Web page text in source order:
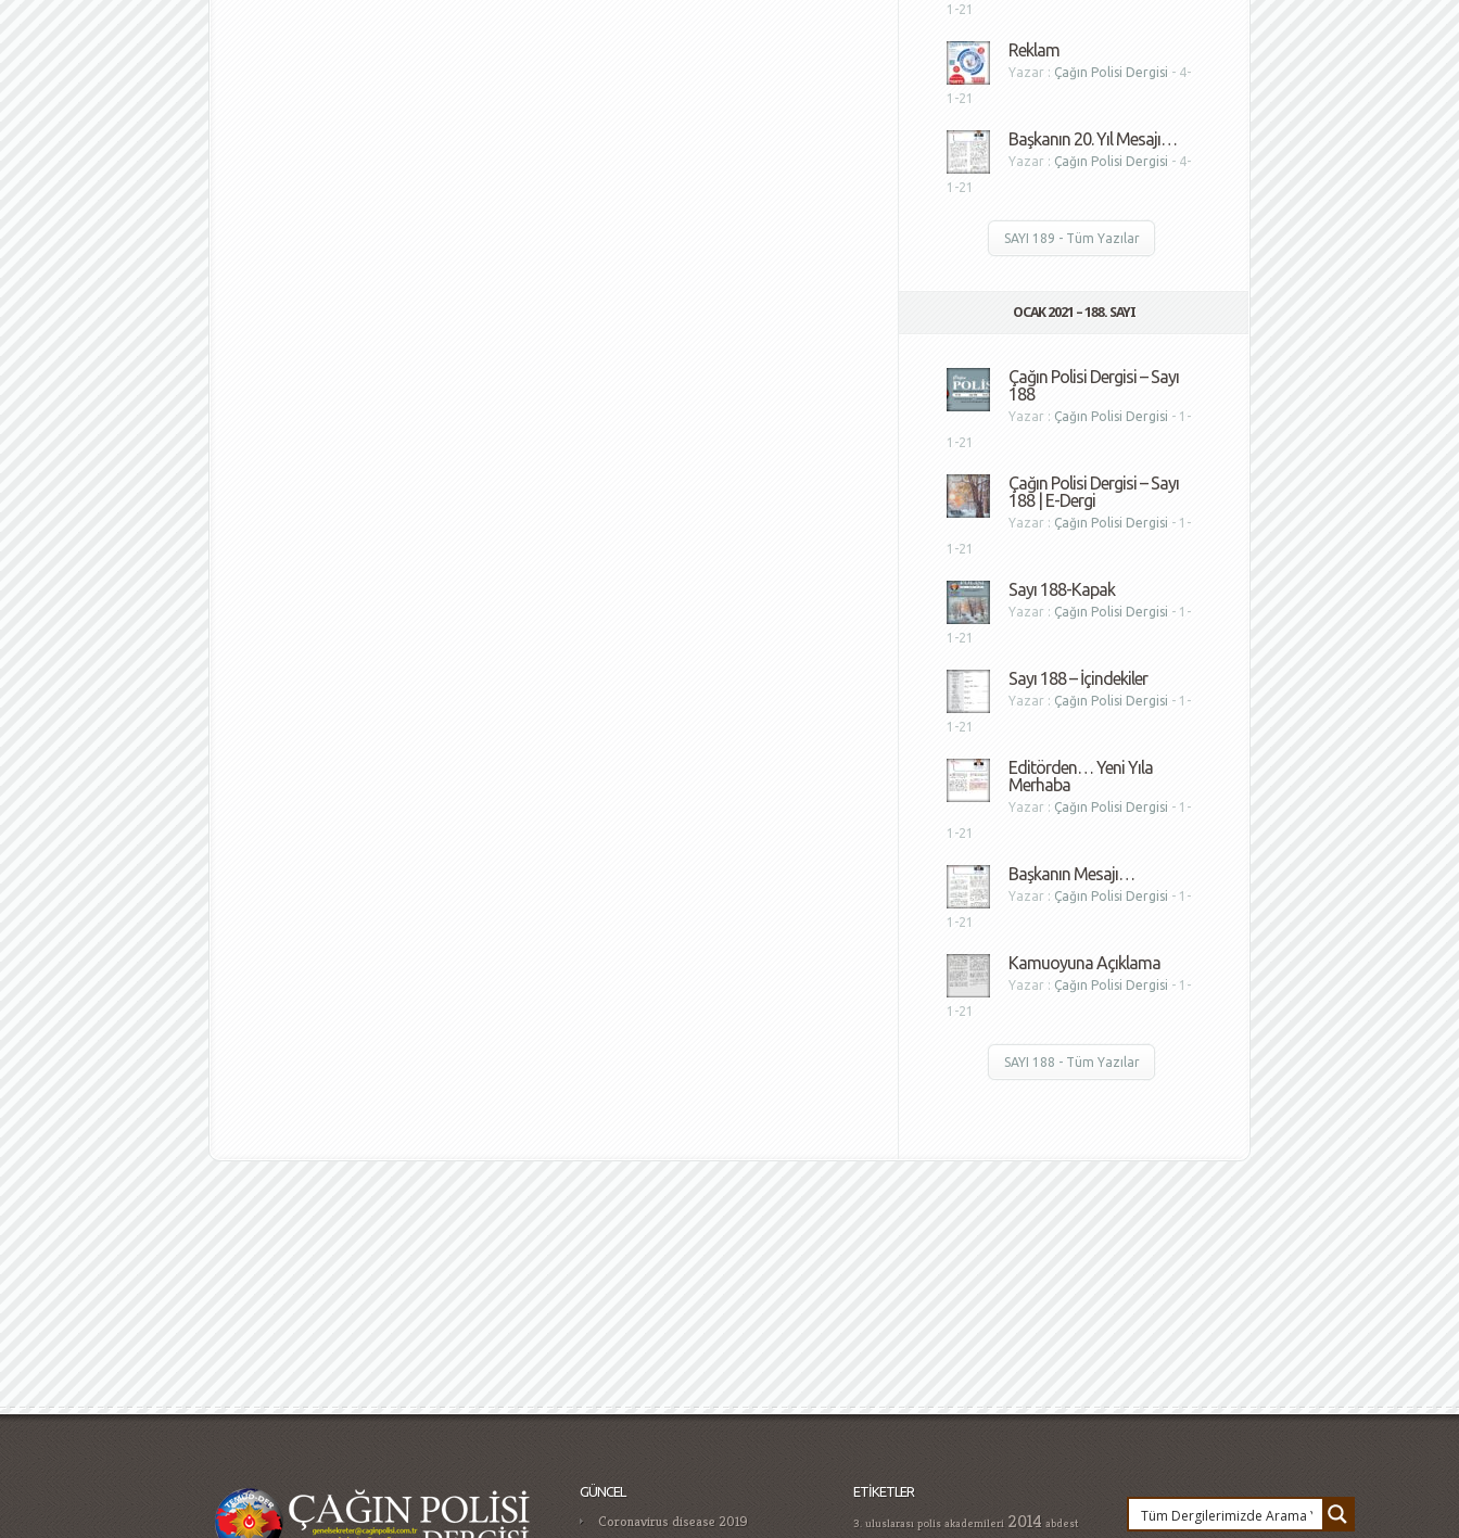
1-21
Reklam
Yazar : Çağın Polisi Dergisi - 4-
1-21
Başkanın 20. Yıl Mesajı…
Yazar : Çağın Polisi Dergisi - 4-
1-21
SAYI 189 - Tüm Yazılar
OCAK 2021 – 188. SAYI
Çağın Polisi Dergisi – Sayı
188
Yazar : Çağın Polisi Dergisi - 1-
1-21
Çağın Polisi Dergisi – Sayı
188 | E-Dergi
Yazar : Çağın Polisi Dergisi - 1-
1-21
Sayı 188-Kapak
Yazar : Çağın Polisi Dergisi - 1-
1-21
Sayı 188 – İçindekiler
Yazar : Çağın Polisi Dergisi - 1-
1-21
Editörden… Yeni Yıla
Merhaba
Yazar : Çağın Polisi Dergisi - 1-
1-21
Başkanın Mesajı…
Yazar : Çağın Polisi Dergisi - 1-
1-21
Kamuoyuna Açıklama
Yazar : Çağın Polisi Dergisi - 1-
1-21
SAYI 188 - Tüm Yazılar
Çağın Polisi
Gamificatie in gokken trends die je
açıklaması
tepe
Devlet Bakanı emeklilik